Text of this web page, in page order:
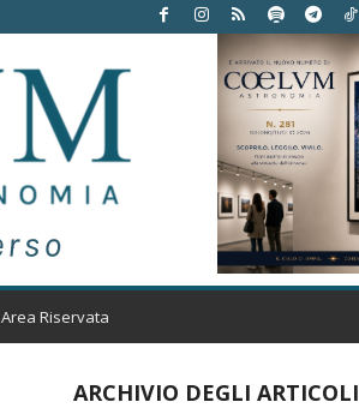
Area Riservata
ARCHIVIO DEGLI ARTICOLI